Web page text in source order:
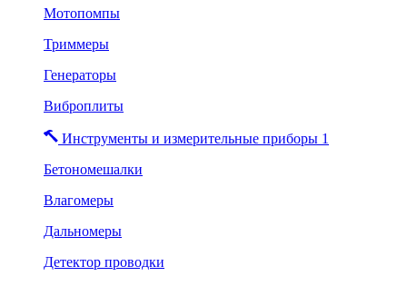
Мотопомпы
Триммеры
Генераторы
Виброплиты
Инструменты и измерительные приборы 1
Бетономешалки
Влагомеры
Дальномеры
Детектор проводки